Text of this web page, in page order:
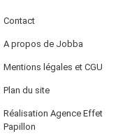
Contact
A propos de Jobba
Mentions légales et CGU
Plan du site
Réalisation Agence Effet
Papillon